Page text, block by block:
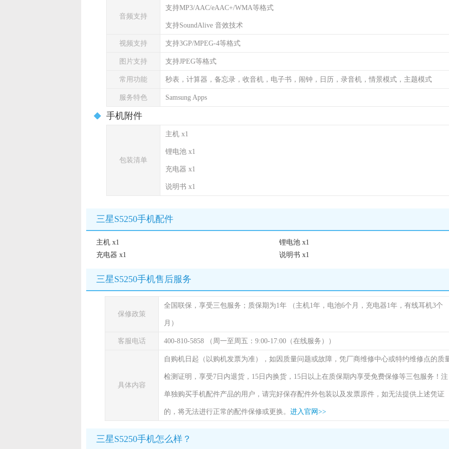
音频支持
支持MP3/AAC/eAAC+/WMA等格式
支持SoundAlive 音效技术
视频支持 支持3GP/MPEG-4等格式
图片支持 支持JPEG等格式
常用功能 秒表，计算器，备忘录，收音机，电子书，闹钟，日历，录音机，情景模式，主题模式
服务特色 Samsung Apps
手机附件
包装清单
主机 x1
锂电池 x1
充电器 x1
说明书 x1
三星S5250手机配件
主机 x1
锂电池 x1
充电器 x1
说明书 x1
三星S5250手机售后服务
保修政策
全国联保，享受三包服务；质保期为1年 （主机1年，电池6个月，充电器1年，有线耳机3个
月）
客服电话 400-810-5858 （周一至周五：9:00-17:00（在线服务））
具体内容
自购机日起（以购机发票为准），如因质量问题或故障，凭厂商维修中心或特约维修点的质
检测证明，享受7日内退货，15日内换货，15日以上在质保期内享受免费保修等三包服务！
单独购买手机配件产品的用户，请完好保存配件外包装以及发票原件，如无法提供上述凭证
的，将无法进行正常的配件保修或更换。 进入官网>>
三星S5250手机怎么样？